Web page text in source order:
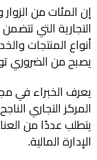
إن المئات من
التجارية التي
أنواع المنتجات
يصبح من الضروري
يعرف الخبراء في
المركز التجاري
يتطلب عددًا من
الإدارة المالية.